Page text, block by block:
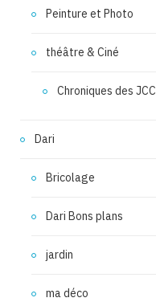
Peinture et Photo
théâtre & Ciné
Chroniques des JCC
Dari
Bricolage
Dari Bons plans
jardin
ma déco